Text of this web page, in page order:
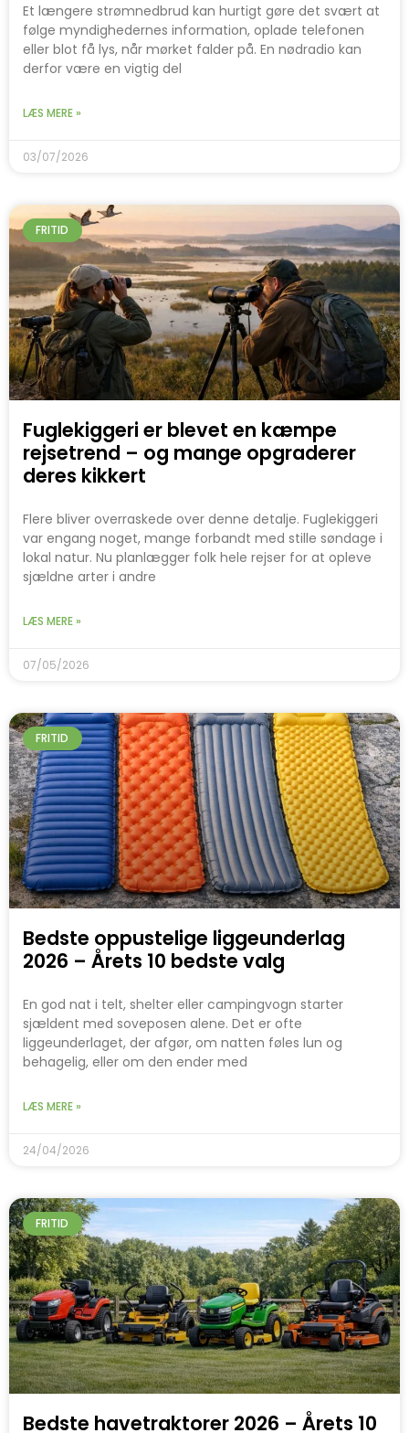
Et længere strømnedbrud kan hurtigt gøre det svært at
følge myndighedernes information, oplade telefonen
eller blot få lys, når mørket falder på. En nødradio kan
derfor være en vigtig del
LÆS MERE »
03/07/2026
FRITID
Fuglekiggeri er blevet en kæmpe
rejsetrend – og mange opgraderer
deres kikkert
Flere bliver overraskede over denne detalje. Fuglekiggeri
var engang noget, mange forbandt med stille søndage i
lokal natur. Nu planlægger folk hele rejser for at opleve
sjældne arter i andre
LÆS MERE »
07/05/2026
FRITID
Bedste oppustelige liggeunderlag
2026 – Årets 10 bedste valg
En god nat i telt, shelter eller campingvogn starter
sjældent med soveposen alene. Det er ofte
liggeunderlaget, der afgør, om natten føles lun og
behagelig, eller om den ender med
LÆS MERE »
24/04/2026
FRITID
Bedste havetraktorer 2026 – Årets 10